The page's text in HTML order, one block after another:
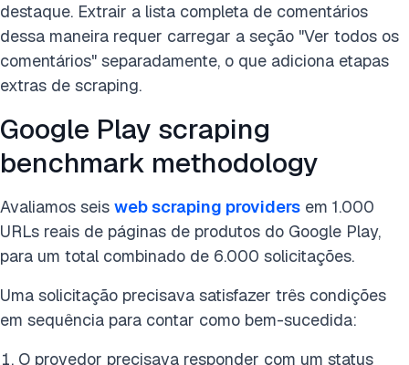
destaque. Extrair a lista completa de comentários
dessa maneira requer carregar a seção "Ver todos os
comentários" separadamente, o que adiciona etapas
extras de scraping.
Google Play scraping
benchmark methodology
Avaliamos seis web scraping providers em 1.000
URLs reais de páginas de produtos do Google Play,
para um total combinado de 6.000 solicitações.
Uma solicitação precisava satisfazer três condições
em sequência para contar como bem-sucedida:
O provedor precisava responder com um status